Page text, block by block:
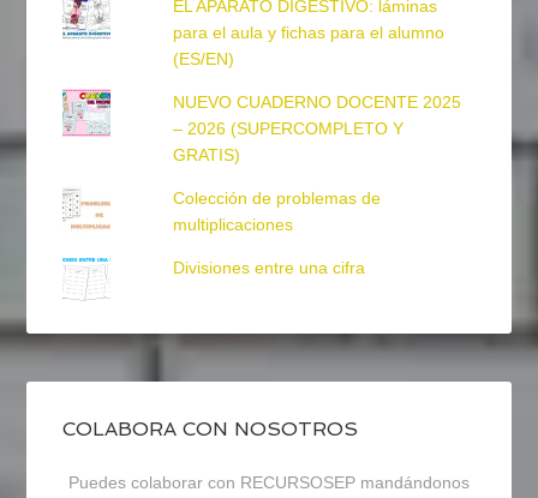
EL APARATO DIGESTIVO: láminas
para el aula y fichas para el alumno
(ES/EN)
NUEVO CUADERNO DOCENTE 2025
– 2026 (SUPERCOMPLETO Y
GRATIS)
Colección de problemas de
multiplicaciones
Divisiones entre una cifra
COLABORA CON NOSOTROS
Puedes colaborar con RECURSOSEP mandándonos